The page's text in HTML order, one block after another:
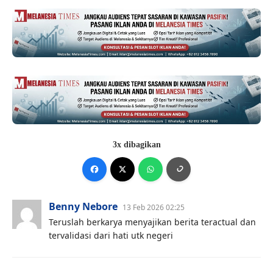
3x dibagikan
Benny Nebore 13 Feb 2026 02:25
Teruslah berkarya menyajikan berita teractual dan
tervalidasi dari hati utk negeri